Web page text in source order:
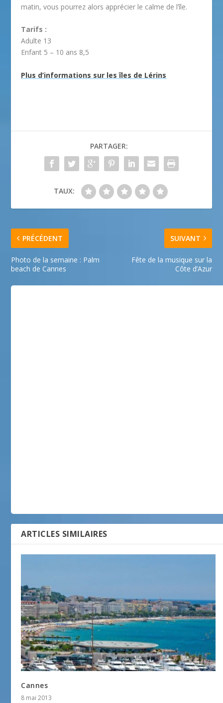
matin, vous pourrez alors apprécier le calme de l’île.
Tarifs :
Adulte 13
Enfant 5 – 10 ans 8,5
Plus d’informations sur les îles de Lérins
PARTAGER:
TAUX:
PRÉCÉDENT
Photo de la semaine : Palm
beach de Cannes
SUIVANT
Fête de la musique sur la
Côte d’Azur
ARTICLES SIMILAIRES
Cannes
8 mai 2013